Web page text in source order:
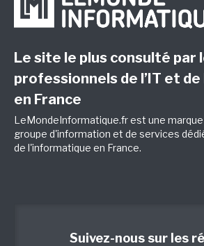
Le site le plus consulté par
professionnels de l’IT et de
en France
LeMondeInformatique.fr est une marque
groupe d'information et de services
de l'informatique en France.
Suivez-nous sur les